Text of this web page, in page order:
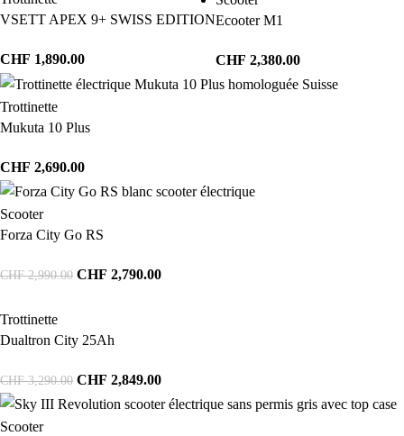
VSETT APEX 9+ SWISS EDITION
CHF 1,890.00
Ecooter M1
CHF 2,380.00
Trottinette
Mukuta 10 Plus
CHF 2,690.00
Scooter
Forza City Go RS
CHF2,990.00 CHF 2,790.00
Trottinette
Dualtron City 25Ah
CHF3,290.00 CHF 2,849.00
Scooter